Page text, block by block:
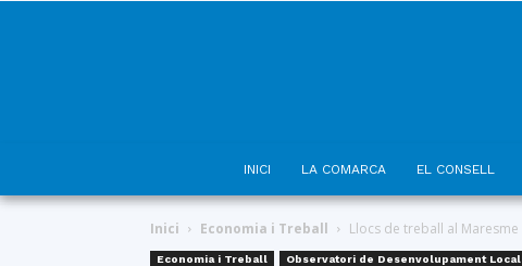
INICI LA COMARCA EL CONSELL
Inici Economia i Treball Llocs de treball al Maresme
Economia i Treball Observatori de Desenvolupament Local